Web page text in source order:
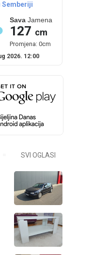
SavaJamena
127 cm
Promjena: 0cm
2026. 12:00
SVI OGLASI